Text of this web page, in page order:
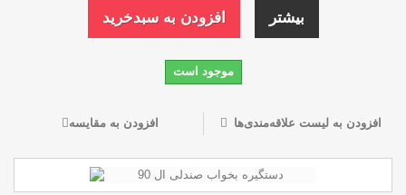
افزودن به سبدخرید بیشتر
موجود است
افزودن به لیست علاقه‌مندی‌ها افزودن به مقایسه